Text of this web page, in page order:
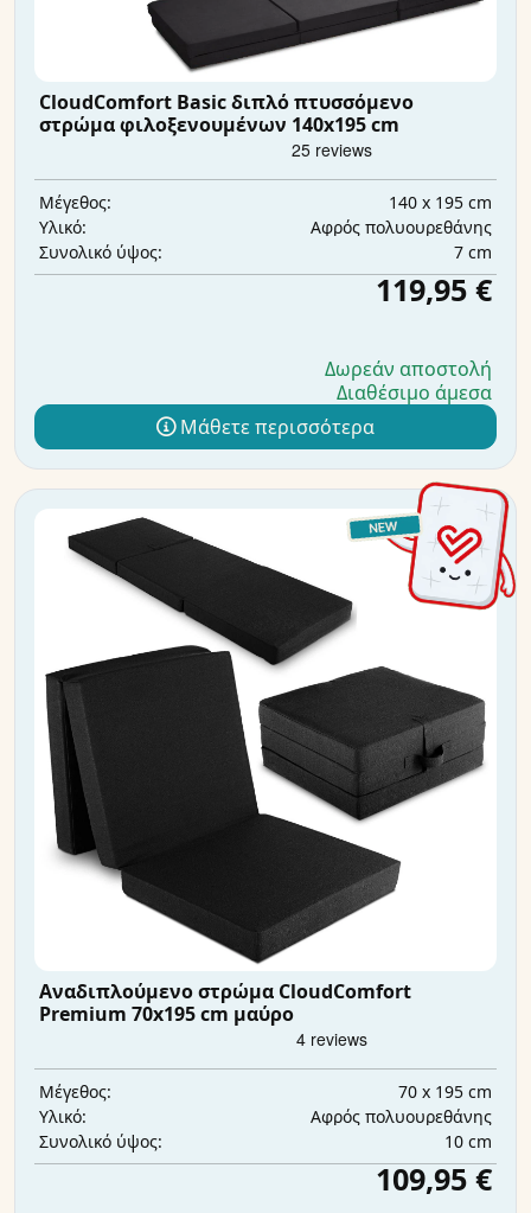
CloudComfort Basic διπλό πτυσσόμενο
στρώμα φιλοξενουμένων 140x195 cm
Μέγεθος:
140 x 195 cm
Υλικό:
Αφρός πολυουρεθάνης
Συνολικό ύψος:
7 cm
119,95 €
Δωρεάν αποστολή
Διαθέσιμο άμεσα
Μάθετε περισσότερα
Αναδιπλούμενο στρώμα CloudComfort
Premium 70x195 cm μαύρο
Μέγεθος:
70 x 195 cm
Υλικό:
Αφρός πολυουρεθάνης
Συνολικό ύψος:
10 cm
109,95 €